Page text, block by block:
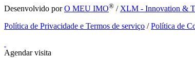
Desenvolvido porO MEU IMO® / XLM - Innovation &
Política de Privacidade e Termos de serviço /Política de
Agendar visita